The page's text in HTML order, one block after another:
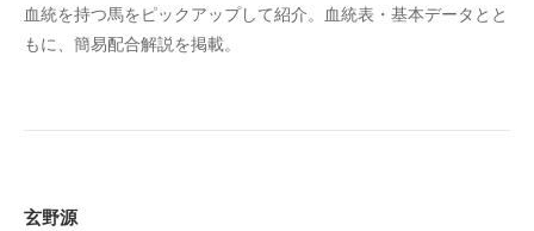
血統を持つ馬をピックアップして紹介。血統表・基本データとと
もに、簡易配合解説を掲載。
玄野源